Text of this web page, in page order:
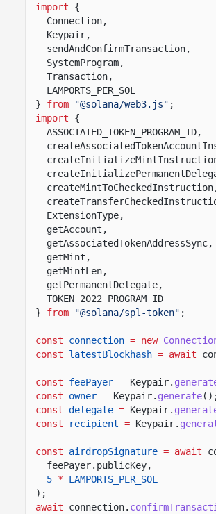
import
{
Connection,
Keypair,
sendAndConfirmTransaction,
SystemProgram,
Transaction,
LAMPORTS_PER_SOL
}
from "@solana/web3.js" ;
import
{
ASSOCIATED_TOKEN_PROGRAM_ID,
ExtensionType,
getAccount,
getAssociatedTokenAddressSync,
getMint,
getMintLen,
getPermanentDelegate,
TOKEN_2022_PROGRAM_ID
}
from "@solana/spl-token" ;
const connection = new
const
latestBlockhash = await
const feePayer = Keypair.
const
owner = Keypair. generate
const delegate = Keypair.
const
recipient = Keypair.
const airdropSignature = await
feePayer.publicKey,
5 *
LAMPORTS_PER_SOL
);
await
connection.